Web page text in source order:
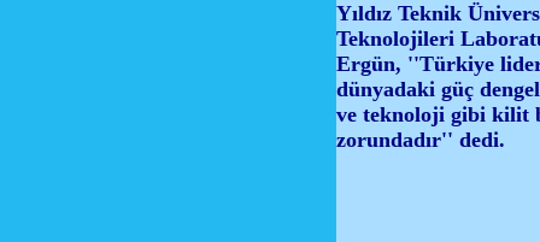
Yıldız Teknik
Teknolojileri
Ergün, ''Türkiye
dünyadaki güç
ve teknoloji gibi kilit
zorundadır'' dedi.